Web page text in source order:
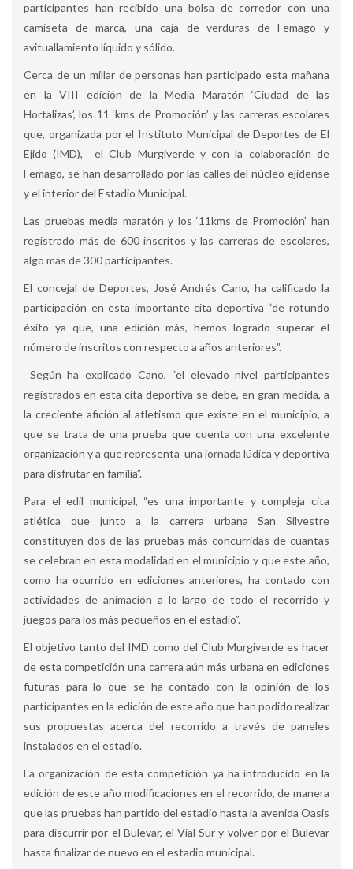
participantes han recibido una bolsa de corredor con una
camiseta de marca, una caja de verduras de Femago y
avituallamiento líquido y sólido.
Cerca de un millar de personas han participado esta mañana
en la VIII edición de la Media Maratón ‘Ciudad de las
Hortalizas’, los 11 ‘kms de Promoción’ y las carreras escolares
que, organizada por el Instituto Municipal de Deportes de El
Ejido (IMD), el Club Murgiverde y con la colaboración de
Femago, se han desarrollado por las calles del núcleo ejidense
y el interior del Estadio Municipal.
Las pruebas media maratón y los ‘11kms de Promoción’ han
registrado más de 600 inscritos y las carreras de escolares,
algo más de 300 participantes.
El concejal de Deportes, José Andrés Cano, ha calificado la
participación en esta importante cita deportiva “de rotundo
éxito ya que, una edición más, hemos logrado superar el
número de inscritos con respecto a años anteriores”.
Según ha explicado Cano, “el elevado nivel participantes
registrados en esta cita deportiva se debe, en gran medida, a
la creciente afición al atletismo que existe en el municipio, a
que se trata de una prueba que cuenta con una excelente
organización y a que representa una jornada lúdica y deportiva
para disfrutar en familia”.
Para el edil municipal, “es una importante y compleja cita
atlética que junto a la carrera urbana San Silvestre
constituyen dos de las pruebas más concurridas de cuantas
se celebran en esta modalidad en el municipio y que este año,
como ha ocurrido en ediciones anteriores, ha contado con
actividades de animación a lo largo de todo el recorrido y
juegos para los más pequeños en el estadio”.
El objetivo tanto del IMD como del Club Murgiverde es hacer
de esta competición una carrera aún más urbana en ediciones
futuras para lo que se ha contado con la opinión de los
participantes en la edición de este año que han podido realizar
sus propuestas acerca del recorrido a través de paneles
instalados en el estadio.
La organización de esta competición ya ha introducido en la
edición de este año modificaciones en el recorrido, de manera
que las pruebas han partido del estadio hasta la avenida Oasis
para discurrir por el Bulevar, el Vial Sur y volver por el Bulevar
hasta finalizar de nuevo en el estadio municipal.